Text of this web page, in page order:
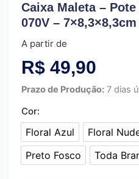
Caixa Maleta –
070V –
A partir de
R$ 49,90
Prazo de Produção: 7 dias
Cor:
Floral Azul
Floral Azul
Floral
Floral
Preto Fosco
Preto Fosco
Toda